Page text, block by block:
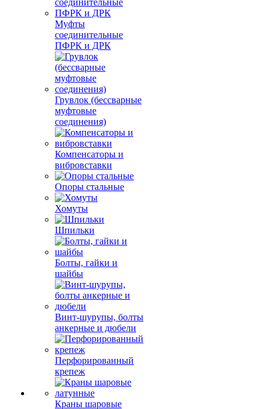
Муфты
соединительные
ПФРК и ДРК
Грувлок (бессварные
муфтовые
соединения)
Компенсаторы и
вибровставки
Опоры стальные
Хомуты
Шпильки
Болты, гайки и
шайбы
Винт-шурупы, болты
анкерные и дюбели
Перфорированный
крепеж
Краны шаровые